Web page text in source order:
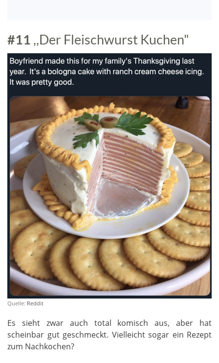
#11 ,,Der Fleischwurst Kuchen"
Quelle: Reddit
Es sieht zwar auch total komisch aus, aber hat
scheinbar gut geschmeckt. Vielleicht sogar ein Rezept
zum Nachkochen?